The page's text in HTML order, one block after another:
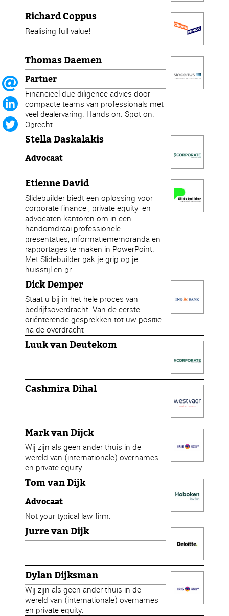
Richard Coppus
Realising full value!
Thomas Daemen
Partner
Financieel due diligence advies door
compacte teams van professionals met
veel dealervaring. Hands-on. Spot-on.
Oprecht.
Stella Daskalakis
Advocaat
Etienne David
Slidebuilder biedt een oplossing voor
corporate finance-, private equity- en
advocaten kantoren om in een
handomdraai professionele
presentaties, informatiememoranda en
rapportages te maken in PowerPoint.
Met Slidebuilder pak je grip op je
huisstijl en pr
Dick Demper
Staat u bij in het hele proces van
bedrijfsoverdracht. Van de eerste
oriënterende gesprekken tot uw positie
na de overdracht
Luuk van Deutekom
Cashmira Dihal
Mark van Dijck
Wij zijn als geen ander thuis in de
wereld van (internationale) overnames
en private equity
Tom van Dijk
Advocaat
Not your typical law firm.
Jurre van Dijk
Dylan Dijksman
Wij zijn als geen ander thuis in de
wereld van (internationale) overnames
en private equity.